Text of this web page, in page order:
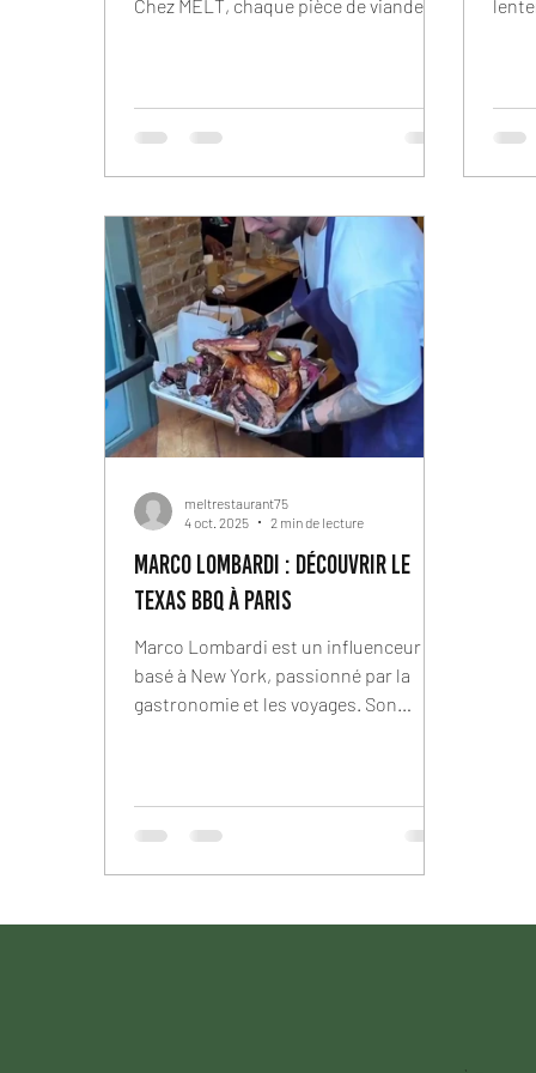
Chez MELT, chaque pièce de viande
différence. Bonne nouvelle : avec les
bons gestes, vous pouvez déjà vous en
commence par le choix de la viande .
Optez pour des morceaux qui
supportent une cuisson longue et
douce : brisket, poitrine d
Les
Marco Lombardi : Découvrir le
Texas BBQ à Paris
Marco Lombardi est un influenceur
basé à New York, passionné par la
gastronomie et les voyages. Son
meltrestaurant75
4 oct. 2025
2 min de lecture